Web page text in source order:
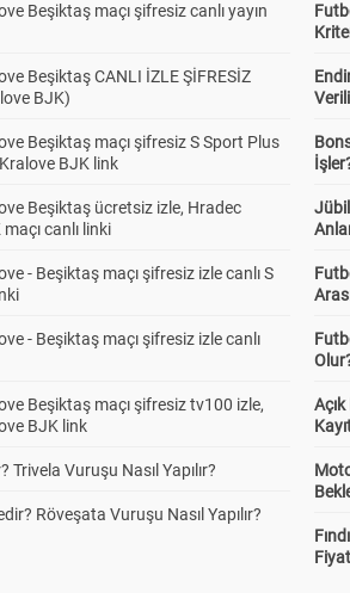
1.30
2.18
Var
1.30
2.18
Tek
Çift
1.00
1.00
1.50
Beşiktaş maçı şifresiz canlı yayın
Beşiktaş CANLI İZLE ŞİFRESİZ
BJK)
Beşiktaş maçı şifresiz S Sport Plus
BJK link
Beşiktaş ücretsiz izle, Hradec
canlı linki
- Beşiktaş maçı şifresiz izle canlı S
- Beşiktaş maçı şifresiz izle canlı
Beşiktaş maçı şifresiz tv100 izle,
BJK link
Trivela Vuruşu Nasıl Yapılır?
Röveşata Vuruşu Nasıl Yapılır?